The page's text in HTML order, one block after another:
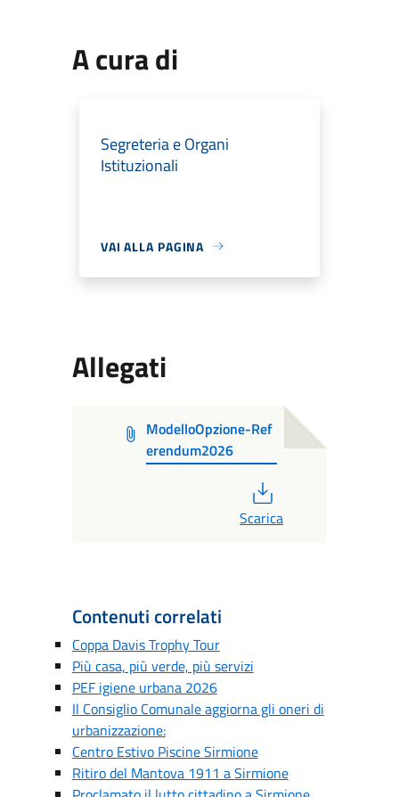
A cura di
Segreteria e Organi
Istituzionali
VAI ALLA PAGINA
Allegati
ModelloOpzione-Ref
erendum2026
Scarica
Contenuti correlati
Coppa Davis Trophy Tour
Più casa, più verde, più servizi
PEF igiene urbana 2026
Il Consiglio Comunale aggiorna gli oneri di
urbanizzazione:
Centro Estivo Piscine Sirmione
Ritiro del Mantova 1911 a Sirmione